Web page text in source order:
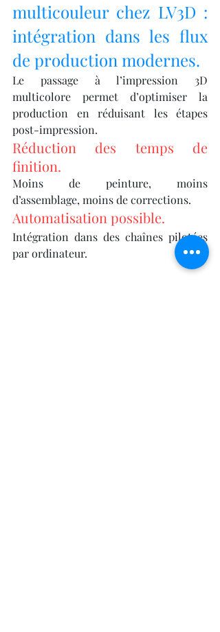
multicouleur chez LV3D :
intégration dans les flux
de production modernes.
Le passage à l’impression 3D
multicolore permet d’optimiser la
production en réduisant les étapes
post-impression.
Réduction des temps de
finition.
Moins de peinture, moins
d’assemblage, moins de corrections.
Automatisation possible.
Intégration dans des chaînes pilotées
par ordinateur.